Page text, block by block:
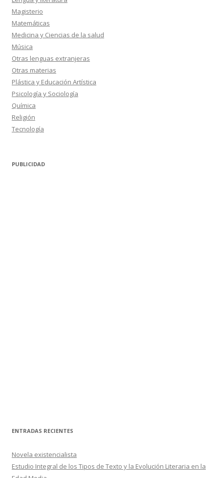
Magisterio
Matemáticas
Medicina y Ciencias de la salud
Música
Otras lenguas extranjeras
Otras materias
Plástica y Educación Artística
Psicología y Sociología
Química
Religión
Tecnología
PUBLICIDAD
ENTRADAS RECIENTES
Novela existencialista
Estudio Integral de los Tipos de Texto y la Evolución Literaria en la